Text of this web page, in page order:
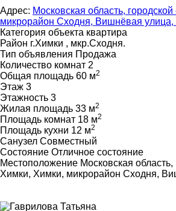
Адрес: Московская область,
микрорайон Сходня, Вишнёвая
Категория объекта квартира
Район г.Химки , мкр.Сходня.
Тип объявления Продажа
Количество комнат 2
Общая площадь 60 м2
Этаж 3
Этажность 3
Жилая площадь 33 м2
Площадь комнат 18 м2
Площадь кухни 12 м2
Санузел Совместный
Состояние Отличное состояние
Местоположение Московская область,
Химки, Химки, микрорайон Сходня,